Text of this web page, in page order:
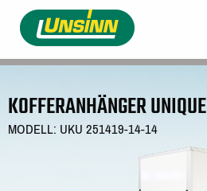
Direkt
zum
Inhalt
KOFFERANHÄNGER UNIQUE
MODELL: UKU 251419-14-14